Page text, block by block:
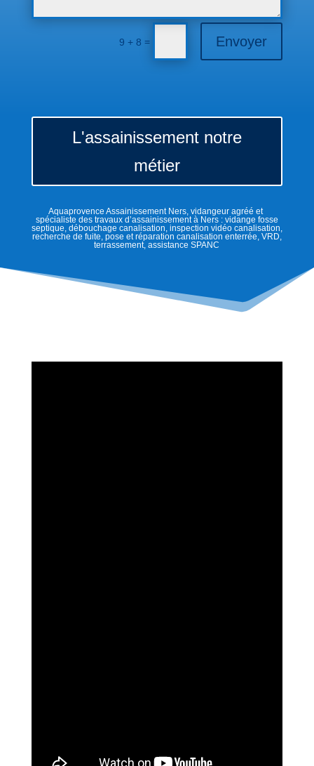
9 + 8 = Envoyer
L'assainissement notre
métier
Aquaprovence Assainissement Ners, vidangeur agréé et
spécialiste des travaux d’assainissement à Ners : vidange fosse
septique, débouchage canalisation, inspection vidéo canalisation,
recherche de fuite, pose et réparation canalisation enterrée, VRD,
terrassement, assistance SPANC